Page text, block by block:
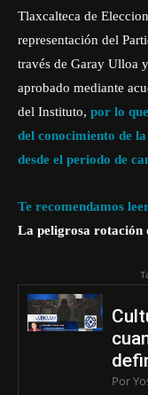
Tlaxcalteca de
representación del
través de Garay Ulloa
aprobado mediante
del Instituto, por lo
del conocimiento de
desde el periodo de
Te recomendamos
La peligrosa rotación
Por